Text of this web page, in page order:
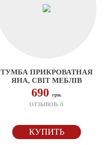
ТУМБА ПРИКРОВАТНАЯ
ЯНА, СВІТ МЕБЛІВ
690 грн.
ОТЗЫВОВ:0
КУПИТЬ